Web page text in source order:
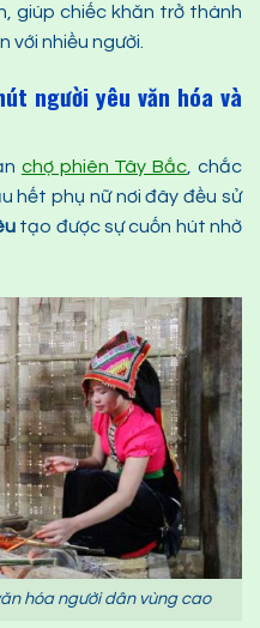
giúp chiếc khăn trở thành
với nhiều người.
người yêu văn hóa và
chợ phiên Tây Bắc , chắc
hết phụ nữ nơi đây đều sử
tạo được sự cuốn hút nhờ
hóa người dân vùng cao